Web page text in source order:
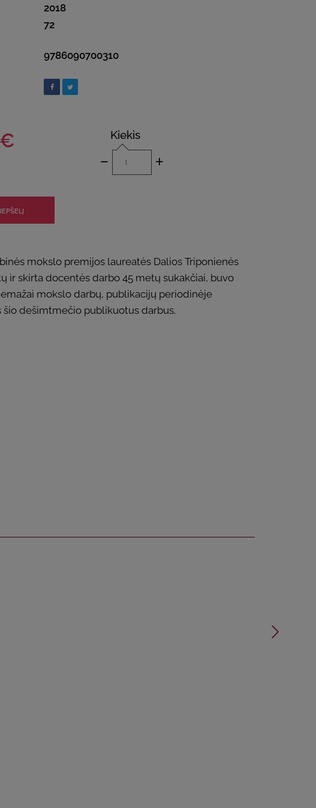
2018
72
9786090700310
Kiekis
- +
mokslo premijos laureatės Dalios Triponienės
ir skirta docentės darbo 45 metų sukakčiai, buvo
mokslo darbų, publikacijų periodinėje
dešimtmečio publikuotus darbus.